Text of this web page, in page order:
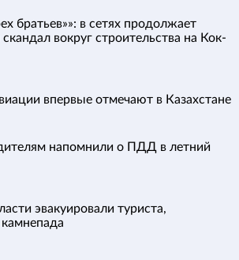
братьев»»: в сетях продолжает
вокруг строительства на Кок-
впервые отмечают в Казахстане
напомнили о ПДД в летний
эвакуировали туриста,